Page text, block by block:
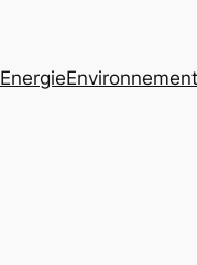
EnergieEnvironnement